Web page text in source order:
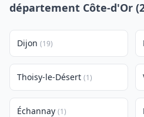
département Côte-d'Or
Dijon (19)
Thoisy-le-Désert (1)
Échannay (1)